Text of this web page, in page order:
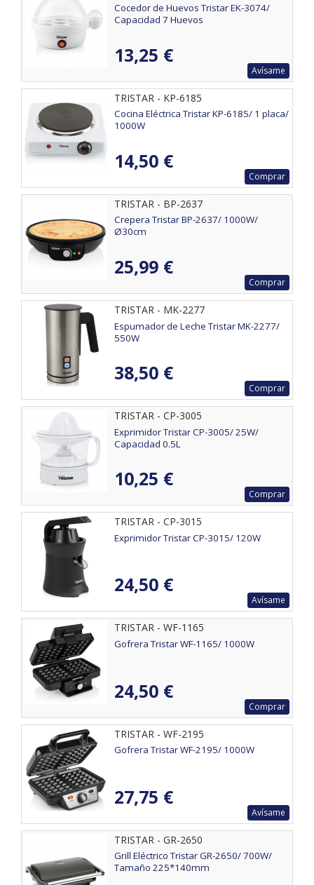
Cocedor de Huevos Tristar EK-3074/
Capacidad 7 Huevos
13,25 €
Avísame
TRISTAR - KP-6185
Cocina Eléctrica Tristar KP-6185/ 1 placa/
1000W
14,50 €
Comprar
TRISTAR - BP-2637
Crepera Tristar BP-2637/ 1000W/
Ø30cm
25,99 €
Comprar
TRISTAR - MK-2277
Espumador de Leche Tristar MK-2277/
550W
38,50 €
Comprar
TRISTAR - CP-3005
Exprimidor Tristar CP-3005/ 25W/
Capacidad 0.5L
10,25 €
Comprar
TRISTAR - CP-3015
Exprimidor Tristar CP-3015/ 120W
24,50 €
Avísame
TRISTAR - WF-1165
Gofrera Tristar WF-1165/ 1000W
24,50 €
Comprar
TRISTAR - WF-2195
Gofrera Tristar WF-2195/ 1000W
27,75 €
Avísame
TRISTAR - GR-2650
Grill Eléctrico Tristar GR-2650/ 700W/
Tamaño 225*140mm